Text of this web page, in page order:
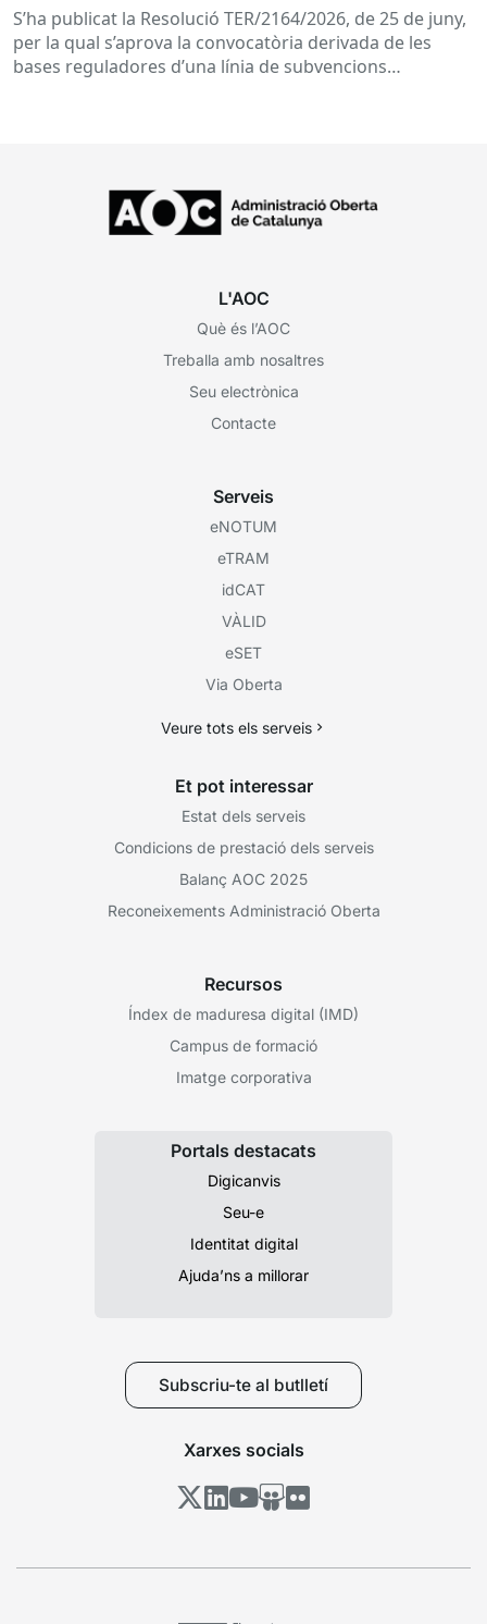
S’ha publicat la Resolució TER/2164/2026, de 25 de juny,
per la qual s’aprova la convocatòria derivada de les
bases reguladores d’una línia de subvencions
L'AOC
Què és l’AOC
Treballa amb nosaltres
Seu electrònica
Contacte
Serveis
eNOTUM
eTRAM
idCAT
VÀLID
eSET
Via Oberta
Veure tots els serveis
Et pot interessar
Estat dels serveis
Condicions de prestació dels serveis
Balanç AOC 2025
Reconeixements Administració Oberta
Recursos
Índex de maduresa digital (IMD)
Campus de formació
Imatge corporativa
Portals destacats
Digicanvis
Seu-e
Identitat digital
Ajuda’ns a millorar
Subscriu-te al butlletí
Xarxes socials